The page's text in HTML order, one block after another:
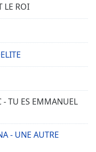
LE ROI
- TU ES EMMANUEL
- UNE AUTRE